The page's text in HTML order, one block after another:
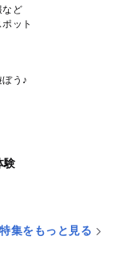
など
ット
う♪
験
集をもっと見る